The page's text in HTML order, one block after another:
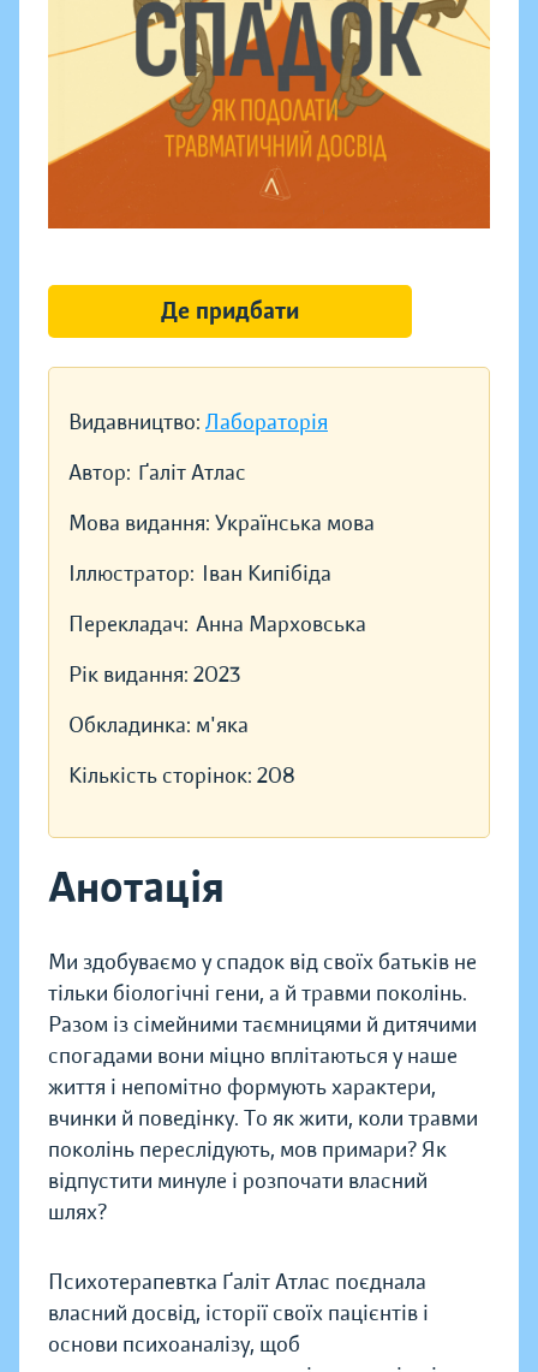
Видавництво: Лабораторія
Автор: Ґаліт Атлас
Мова видання: Українська мова
Іллюстратор: Іван Кипібіда
Перекладач: Анна Марховська
Рік видання: 2023
Обкладинка: м'яка
Кількість сторінок: 208
Анотація
Ми здобуваємо у спадок від своїх батьків не
тільки біологічні гени, а й травми поколінь.
Разом із сімейними таємницями й дитячими
спогадами вони міцно вплітаються у наше
життя і непомітно формують характери,
вчинки й поведінку. То як жити, коли травми
поколінь переслідують, мов примари? Як
відпустити минуле і розпочати власний
шлях?
Психотерапевтка Ґаліт Атлас поєднала
власний досвід, історії своїх пацієнтів і
основи психоаналізу, щоб
Де придбати